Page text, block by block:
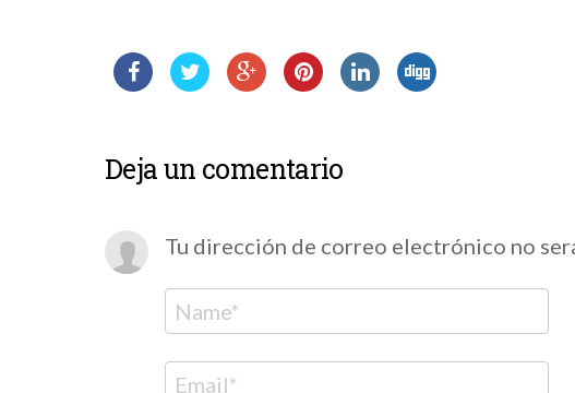
Deja un comentario
Tu dirección de correo electrónico no
Nombre
Correo